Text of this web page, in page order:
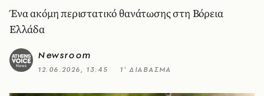
Ένα ακόμη περιστατικό θανάτωσης στη Βόρεια
Ελλάδα
Newsroom
12.06.2026, 13:45 1’ ΔΙΑΒΑΣΜΑ